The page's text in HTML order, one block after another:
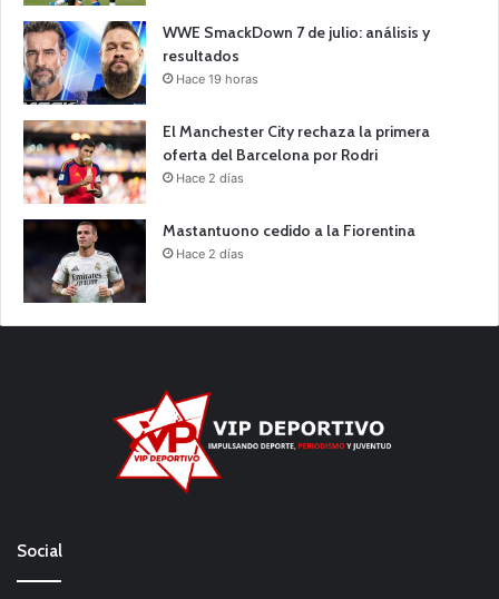
WWE SmackDown 7 de julio: análisis y
resultados
Hace 19 horas
El Manchester City rechaza la primera
oferta del Barcelona por Rodri
Hace 2 días
Mastantuono cedido a la Fiorentina
Hace 2 días
Social